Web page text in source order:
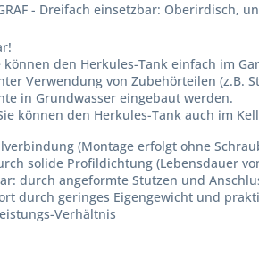
- Dreifach einsetzbar: Oberirdisch,
können den Herkules-Tank einfach im
Verwendung von Zubehörteilen (z.B.
in Grundwasser eingebaut werden.
können den Herkules-Tank auch im
(Montage erfolgt ohne
solide Profildichtung (Lebensdauer
durch angeformte Stutzen und
durch geringes Eigengewicht und
Verhältnis